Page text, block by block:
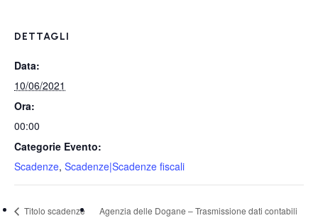
DETTAGLI
Data:
10/06/2021
Ora:
00:00
Categorie Evento:
Scadenze, Scadenze|Scadenze fiscali
Titolo scadenze Agenzia delle Dogane – Trasmissione dati contabili